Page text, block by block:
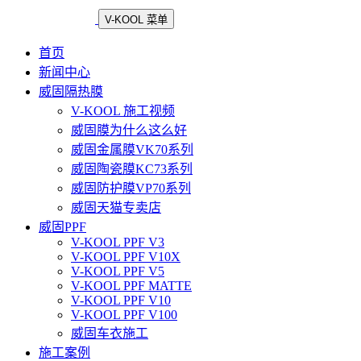
V-KOOL 菜单
首页
新闻中心
威固隔热膜
V-KOOL 施工视频
威固膜为什么这么好
威固金属膜VK70系列
威固陶瓷膜KC73系列
威固防护膜VP70系列
威固天猫专卖店
威固PPF
V-KOOL PPF V3
V-KOOL PPF V10X
V-KOOL PPF V5
V-KOOL PPF MATTE
V-KOOL PPF V10
V-KOOL PPF V100
威固车衣施工
施工案例